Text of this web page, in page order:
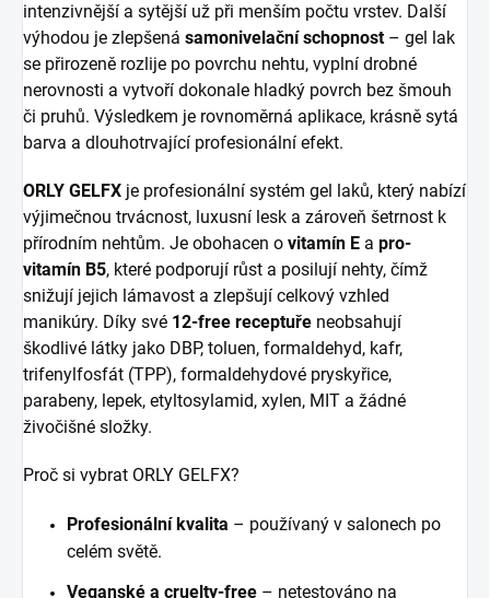
intenzivnější a sytější už při menším počtu vrstev. Další
výhodou je zlepšená samonivelační schopnost – gel lak
se přirozeně rozlije po povrchu nehtu, vyplní drobné
nerovnosti a vytvoří dokonale hladký povrch bez šmouh
či pruhů. Výsledkem je rovnoměrná aplikace, krásně sytá
barva a dlouhotrvající profesionální efekt.
ORLY GELFX je profesionální systém gel laků, který nabízí
výjimečnou trvácnost, luxusní lesk a zároveň šetrnost k
přírodním nehtům. Je obohacen o vitamín E a pro-
vitamín B5, které podporují růst a posilují nehty, čímž
snižují jejich lámavost a zlepšují celkový vzhled
manikúry. Díky své 12-free receptuře neobsahují
škodlivé látky jako DBP, toluen, formaldehyd, kafr,
trifenylfosfát (TPP), formaldehydové pryskyřice,
parabeny, lepek, etyltosylamid, xylen, MIT a žádné
živočišné složky.
Proč si vybrat ORLY GELFX?
Profesionální kvalita – používaný v salonech po
celém světě.
Veganské a cruelty-free – netestováno na